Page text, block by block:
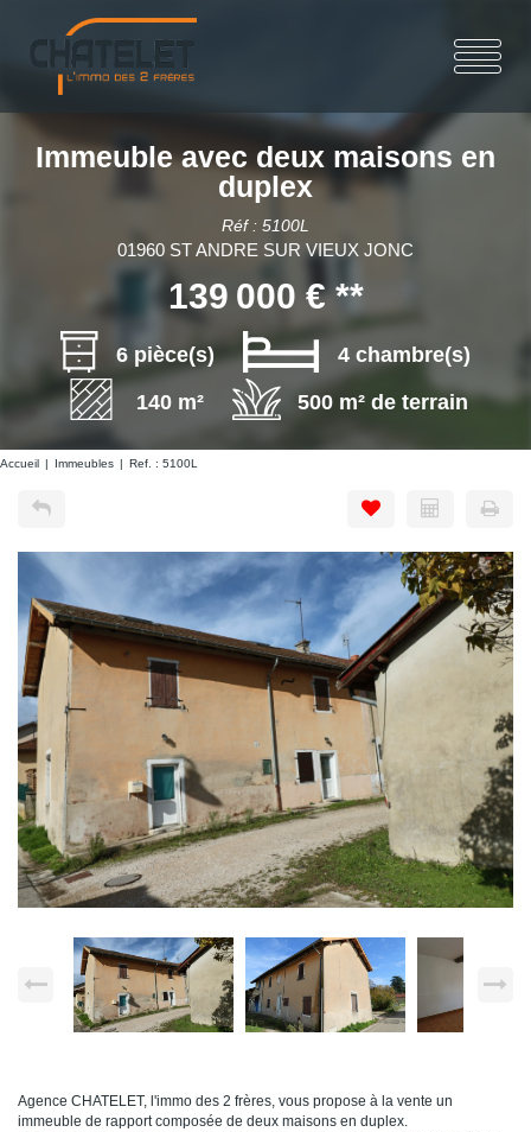
Immeuble avec deux maisons en
duplex
Réf : 5100L
01960 ST ANDRE SUR VIEUX JONC
139 000 €**
6 pièce(s)
4 chambre(s)
140 m²
500 m² de terrain
Accueil Immeubles Ref. : 5100L
Agence CHATELET, l'immo des 2 frères, vous propose à la vente un
immeuble de rapport composée de deux maisons en duplex.